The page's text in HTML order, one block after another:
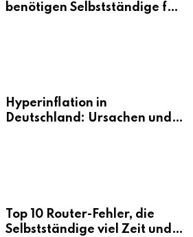
benötigen Selbstständige für
Hyperinflation in
Deutschland: Ursachen und
Top 10 Router-Fehler, die
Selbstständige viel Zeit und